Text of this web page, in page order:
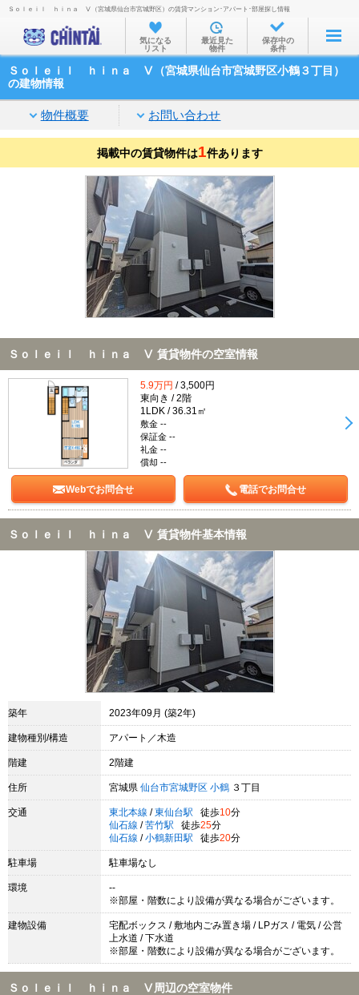
お部屋を探す
沿線・駅から
家賃相場から
通勤通学時間から
物件特集から
不動産会社から
TOP
Ｓｏｌｅｉｌ ｈｉｎａ Ⅴ（宮城県仙台市宮城野区）の賃貸マンション･アパート･部屋探し情報
気になる
リスト
最近見た
物件
保存中の
条件
Ｓｏｌｅｉｌ ｈｉｎａ Ⅴ（宮城県仙台市宮城野区小鶴３丁目）
の建物情報
物件概要 お問い合わせ
掲載中の賃貸物件は1件あります
Ｓｏｌｅｉｌ ｈｉｎａ Ⅴ 賃貸物件の空室情報
5.9万円 / 3,500円
東向き / 2階
1LDK / 36.31㎡
敷金 --
保証金 --
礼金 --
償却 --
Webでお問合せ 電話でお問合せ
Ｓｏｌｅｉｌ ｈｉｎａ Ⅴ 賃貸物件基本情報
築年 2023年09月 (築2年)
建物種別/構造 アパート／木造
階建 2階建
住所 宮城県 仙台市宮城野区 小鶴 ３丁目
交通 東北本線 / 東仙台駅 徒歩10分
仙石線 / 苦竹駅 徒歩25分
仙石線 / 小鶴新田駅 徒歩20分
駐車場 駐車場なし
環境
--
※部屋・階数により設備が異なる場合がございます。
建物設備
宅配ボックス / 敷地内ごみ置き場 / LPガス / 電気 / 公営
上水道 / 下水道
※部屋・階数により設備が異なる場合がございます。
Ｓｏｌｅｉｌ ｈｉｎａ Ⅴ周辺の空室物件